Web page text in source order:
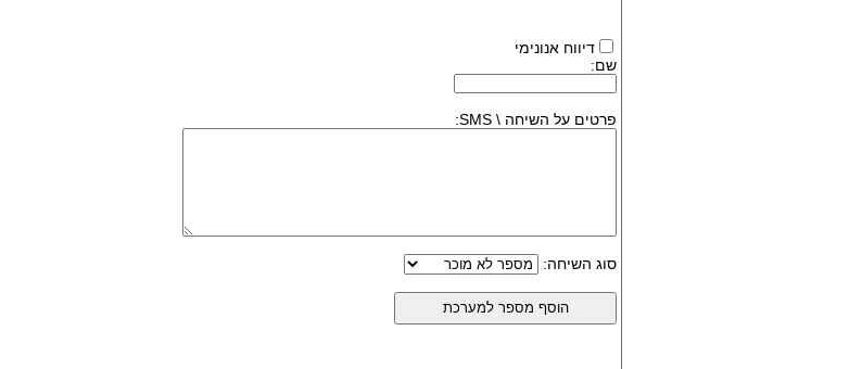
דיווח אנונימי
שם:
פרטים על השיחה \ SMS:
סוג השיחה: